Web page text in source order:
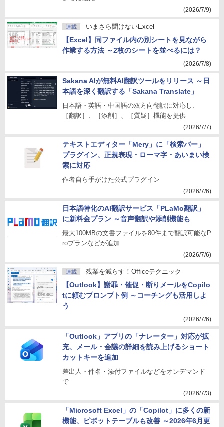
(2026/7/9)
連載 いまさら聞けないExcel
【Excel】同ファイル内の別シートを見ながら
作業する方法 ～2枚のシートを並べるには？
(2026/7/8)
Sakana AIが無料AI翻訳ツールをリリース ～日
本語を深く翻訳する「Sakana Translate」
日本語・英語・中国語の双方向翻訳に対応し、
［翻訳］、［添削］、［質疑］機能を提供
(2026/7/7)
テキストエディター「Mery」に「検索バー」
プラグイン、正規表現・ローマ字・あいまい検
索に対応
作者自ら手がけた公式プラグイン
(2026/7/6)
日本語特化のAI翻訳サービス「PLaMo翻訳」
に新料金プラン ～音声翻訳や添削機能も
最大100MBの文書ファイルを80件まで翻訳可能なP
roプランなどが追加
(2026/7/6)
連載 残業を減らす！Officeテクニック
【Outlook】謝罪・催促・断りメールをCopilo
tに頼むプロンプト例 ～コーチングも活用しよ
う
(2026/7/6)
「Outlook」アプリの「ナレーター」対応が拡
充、メール・会議の詳細を読み上げるショート
カットキーを追加
差出人・件名・添付ファイルなどをオンデマンド
で
(2026/7/3)
「Microsoft Excel」の「Copilot」に多くの新
機能、ピボットテーブルも改善 ～2026年6月更